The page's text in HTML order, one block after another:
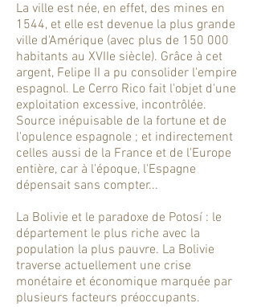
La ville est née, en effet, des mines en
1544, et elle est devenue la plus grande
ville d'Amérique (avec plus de 150 000
habitants au XVIIe siècle). Grâce à cet
argent, Felipe II a pu consolider l'empire
espagnol. Le Cerro Rico fait l'objet d'une
exploitation excessive, incontrôlée.
Source inépuisable de la fortune et de
l'opulence espagnole ; et indirectement
celles aussi de la France et de l'Europe
entière, car à l'époque, l'Espagne
dépensait sans compter...
La Bolivie et le paradoxe de Potosí : le
département le plus riche avec la
population la plus pauvre. La Bolivie
traverse actuellement une crise
monétaire et économique marquée par
plusieurs facteurs préoccupants.